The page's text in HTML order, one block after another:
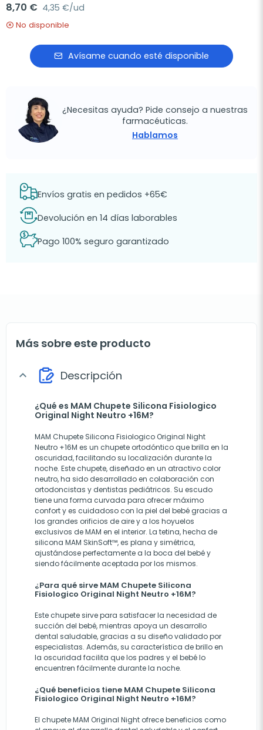
8,70 € 4,35 €/ud
No disponible
Avísame cuando esté disponible
¿Necesitas ayuda? Pide consejo a nuestras
farmacéuticas.
Hablamos
Envíos gratis en pedidos +65€
Devolución en 14 días laborables
Pago 100% seguro garantizado
Más sobre este producto
expand_more Descripción
¿Qué es MAM Chupete Silicona Fisiologico
Original Night Neutro +16M?
MAM Chupete Silicona Fisiologico Original Night
Neutro +16M es un chupete ortodóntico que brilla en la
oscuridad, facilitando su localización durante la
noche. Este chupete, diseñado en un atractivo color
neutro, ha sido desarrollado en colaboración con
ortodoncistas y dentistas pediátricos. Su escudo
tiene una forma curvada para ofrecer máximo
confort y es cuidadoso con la piel del bebé gracias a
los grandes orificios de aire y a los hoyuelos
exclusivos de MAM en el interior. La tetina, hecha de
silicona MAM SkinSoft™, es plana y simétrica,
ajustándose perfectamente a la boca del bebé y
siendo fácilmente aceptada por los mismos.
¿Para qué sirve MAM Chupete Silicona
Fisiologico Original Night Neutro +16M?
Este chupete sirve para satisfacer la necesidad de
succión del bebé, mientras apoya un desarrollo
dental saludable, gracias a su diseño validado por
especialistas. Además, su característica de brillo en
la oscuridad facilita que los padres y el bebé lo
encuentren fácilmente durante la noche.
¿Qué beneficios tiene MAM Chupete Silicona
Fisiologico Original Night Neutro +16M?
El chupete MAM Original Night ofrece beneficios como